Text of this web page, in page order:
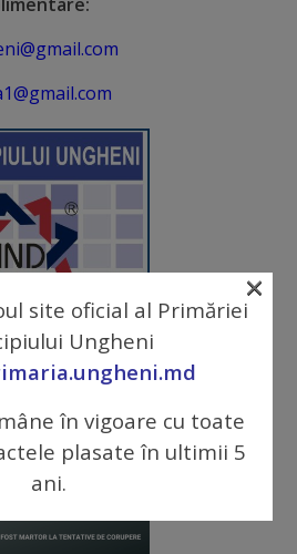
site oficial al Primăriei
Ungheni
în vigoare cu toate
plasate în ultimii 5
ani.
×